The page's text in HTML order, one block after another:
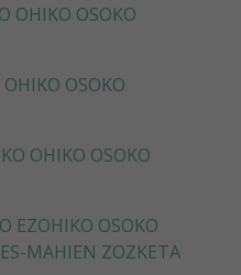
OHIKO OSOKO
OSOKO
OHIKO OSOKO
EZOHIKO OSOKO
MAHIEN ZOZKETA